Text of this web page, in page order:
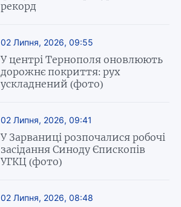
рекорд
02 Липня, 2026, 09:55
У центрі Тернополя оновлюють
дорожнє покриття: рух
ускладнений (фото)
02 Липня, 2026, 09:41
У Зарваниці розпочалися робочі
засідання Синоду Єпископів
УГКЦ (фото)
02 Липня, 2026, 08:48